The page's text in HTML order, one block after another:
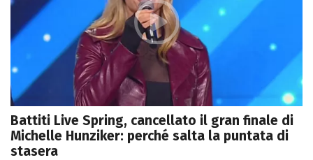
Battiti Live Spring, cancellato il gran finale di
Michelle Hunziker: perché salta la puntata di
stasera